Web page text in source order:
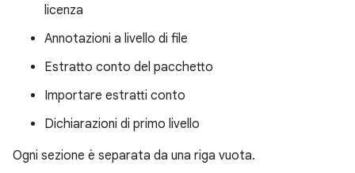
licenza
Annotazioni a livello di file
Estratto conto del pacchetto
Importare estratti conto
Dichiarazioni di primo livello
Ogni sezione è separata da una riga vuota.